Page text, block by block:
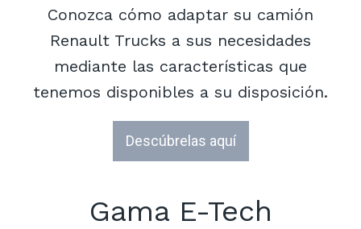
Conozca cómo adaptar su camión
Renault Trucks a sus necesidades
mediante las características que
tenemos disponibles a su disposición.
Descúbrelas aquí
Gama E-Tech